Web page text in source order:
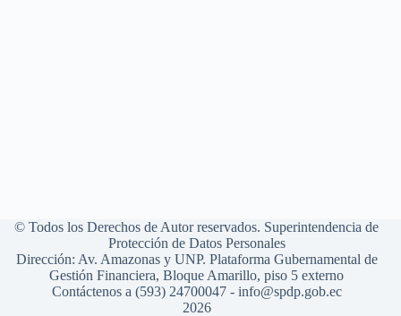
© Todos los Derechos de Autor reservados. Superintendencia de
Protección de Datos Personales
Dirección: Av. Amazonas y UNP. Plataforma Gubernamental de
Gestión Financiera, Bloque Amarillo, piso 5 externo
Contáctenos a (593) 24700047 - info@spdp.gob.ec
2026